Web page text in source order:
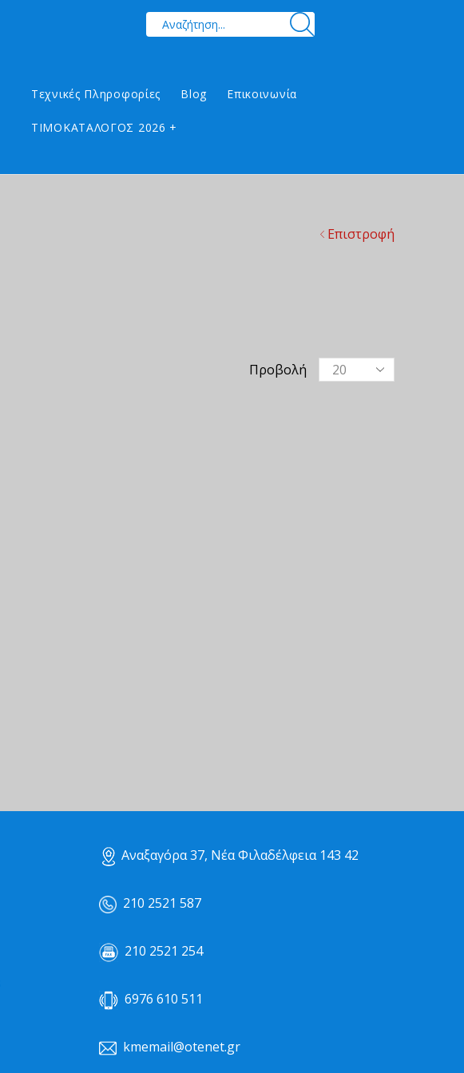
Τεχνικές Πληροφορίες Blog Επικοινωνία
ΤΙΜΟΚΑΤΑΛΟΓΟΣ 2026 +
Επιστροφή
Προβολή
Αναξαγόρα 37, Νέα Φιλαδέλφεια 143 42
210 2521 587
210 2521 254
6976 610 511
kmemail@otenet.gr